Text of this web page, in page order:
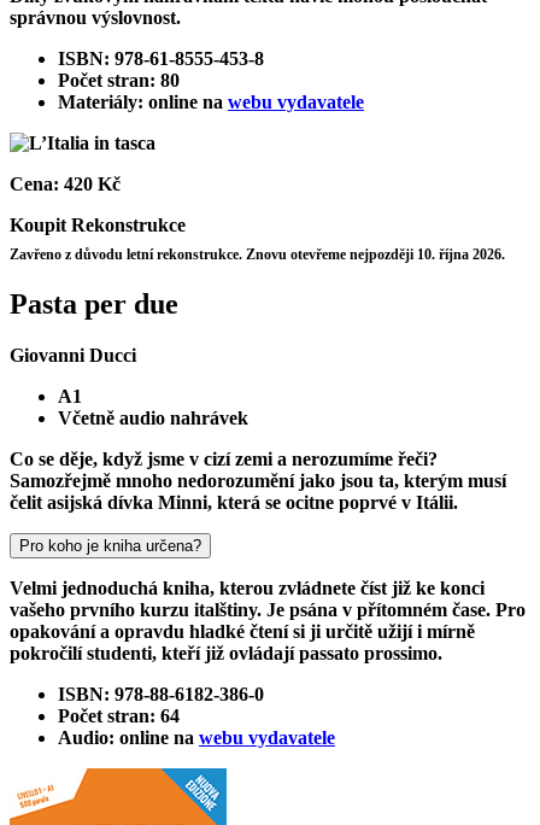
správnou výslovnost.
ISBN: 978-61-8555-453-8
Počet stran: 80
Materiály: online na webu vydavatele
Cena: 420 Kč
Koupit Rekonstrukce
Zavřeno z důvodu letní rekonstrukce. Znovu otevřeme nejpozději 10. října 2026.
Pasta per due
Giovanni Ducci
A1
Včetně audio nahrávek
Co se děje, když jsme v cizí zemi a nerozumíme řeči?
Samozřejmě mnoho nedorozumění jako jsou ta, kterým musí
čelit asijská dívka Minni, která se ocitne poprvé v Itálii.
Pro koho je kniha určena?
Velmi jednoduchá kniha, kterou zvládnete číst již ke konci
vašeho prvního kurzu italštiny. Je psána v přítomném čase. Pro
opakování a opravdu hladké čtení si ji určitě užijí i mírně
pokročilí studenti, kteří již ovládají passato prossimo.
ISBN: 978-88-6182-386-0
Počet stran: 64
Audio: online na webu vydavatele